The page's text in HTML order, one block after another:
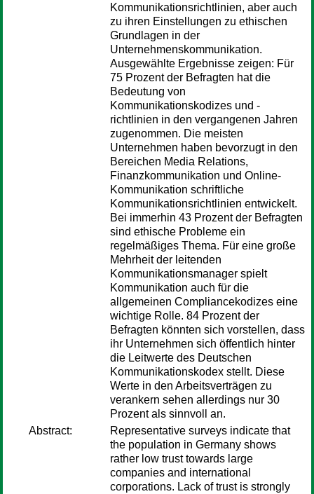
Kommunikationsrichtlinien, aber auch
zu ihren Einstellungen zu ethischen
Grundlagen in der
Unternehmenskommunikation.
Ausgewählte Ergebnisse zeigen: Für
75 Prozent der Befragten hat die
Bedeutung von
Kommunikationskodizes und -
richtlinien in den vergangenen Jahren
zugenommen. Die meisten
Unternehmen haben bevorzugt in den
Bereichen Media Relations,
Finanzkommunikation und Online-
Kommunikation schriftliche
Kommunikationsrichtlinien entwickelt.
Bei immerhin 43 Prozent der Befragten
sind ethische Probleme ein
regelmäßiges Thema. Für eine große
Mehrheit der leitenden
Kommunikationsmanager spielt
Kommunikation auch für die
allgemeinen Compliancekodizes eine
wichtige Rolle. 84 Prozent der
Befragten könnten sich vorstellen, dass
ihr Unternehmen sich öffentlich hinter
die Leitwerte des Deutschen
Kommunikationskodex stellt. Diese
Werte in den Arbeitsverträgen zu
verankern sehen allerdings nur 30
Prozent als sinnvoll an.
Abstract:
Representative surveys indicate that
the population in Germany shows
rather low trust towards large
companies and international
corporations. Lack of trust is strongly